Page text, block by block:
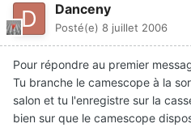
Danceny
Posté(e) 8 juillet 2006
Pour répondre au premier
Tu branche le camescope à la
salon et tu l'enregistre sur la
bien sur que le camescope